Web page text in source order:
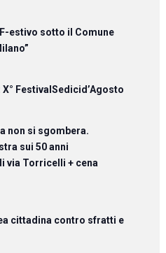
estivo sotto il Comune
X° FestivalSedicid’Agosto
non si sgombera.
sui 50 anni
via Torricelli + cena
cittadina contro sfratti e